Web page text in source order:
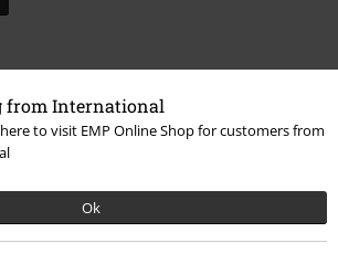
from International
here to visit EMP Online Shop for customers from
Ok